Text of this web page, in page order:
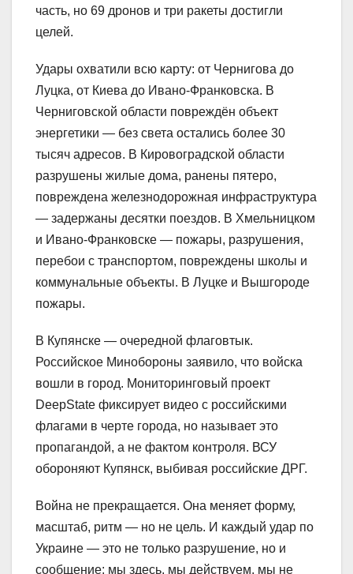
часть, но 69 дронов и три ракеты достигли
целей.
Удары охватили всю карту: от Чернигова до
Луцка, от Киева до Ивано-Франковска. В
Черниговской области повреждён объект
энергетики — без света остались более 30
тысяч адресов. В Кировоградской области
разрушены жилые дома, ранены пятеро,
повреждена железнодорожная инфраструктура
— задержаны десятки поездов. В Хмельницком
и Ивано-Франковске — пожары, разрушения,
перебои с транспортом, повреждены школы и
коммунальные объекты. В Луцке и Вышгороде
пожары.
В Купянске — очередной флаговтык.
Российское Минобороны заявило, что войска
вошли в город. Мониторинговый проект
DeepState фиксирует видео с российскими
флагами в черте города, но называет это
пропагандой, а не фактом контроля. ВСУ
обороняют Купянск, выбивая российские ДРГ.
Война не прекращается. Она меняет форму,
масштаб, ритм — но не цель. И каждый удар по
Украине — это не только разрушение, но и
сообщение: мы здесь, мы действуем, мы не